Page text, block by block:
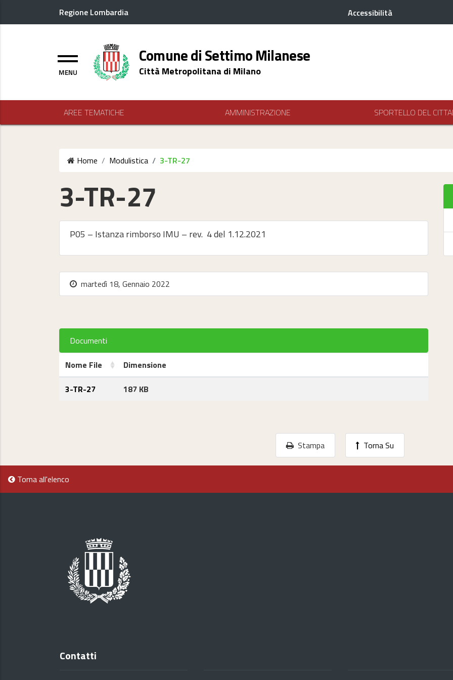
Regione Lombardia Accessibilità
Menu Logo header
Comune di Settimo Milanese
Città Metropolitana di Milano
AREE TEMATICHE AMMINISTRAZIONE SPORTELLO DEL
Home Modulistica 3-TR-27
3-TR-27
P05 – Istanza rimborso IMU – rev. 4 del 1.12.2021
martedì 18, Gennaio 2022
Documenti
Nome File
Dimensione
3-TR-27
187 KB
Stampa Torna Su
Torna all'elenco
Contatti